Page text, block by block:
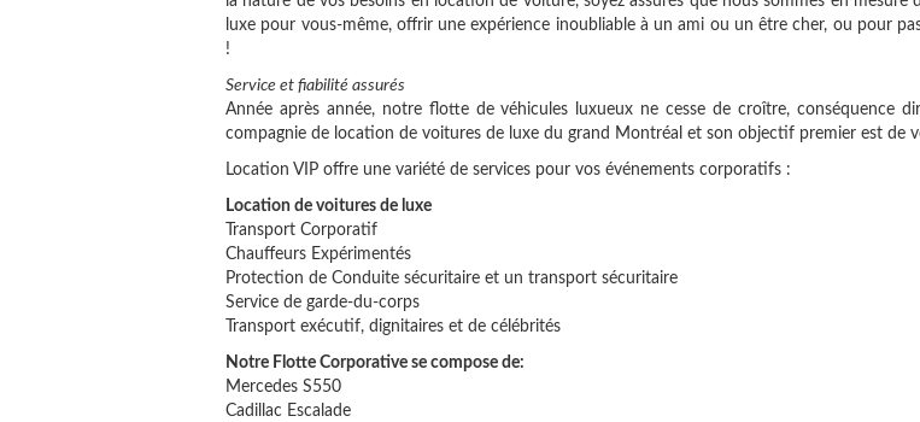
luxe pour vous-même, offrir une expérience inoubliable à un ami ou un être cher, ou pour
!
Service et fiabilité assurés
Année après année, notre flotte de véhicules luxueux ne cesse de croître, conséquence
compagnie de location de voitures de luxe du grand Montréal et son objectif premier est de
Location VIP offre une variété de services pour vos événements corporatifs :
Location de voitures de luxe
Transport Corporatif
Chauffeurs Expérimentés
Protection de Conduite sécuritaire et un transport sécuritaire
Service de garde-du-corps
Transport exécutif, dignitaires et de célébrités
Notre Flotte Corporative se compose de:
Mercedes S550
Cadillac Escalade